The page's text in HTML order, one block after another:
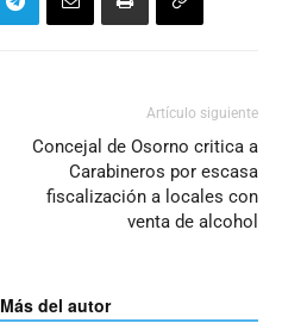
Artículo siguiente
Concejal de Osorno critica a
Carabineros por escasa
fiscalización a locales con
venta de alcohol
Más del autor